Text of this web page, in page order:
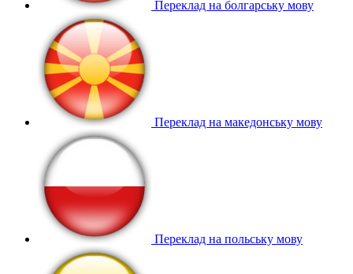
Переклад на болгарську мову
Переклад на македонську мову
Переклад на польську мову